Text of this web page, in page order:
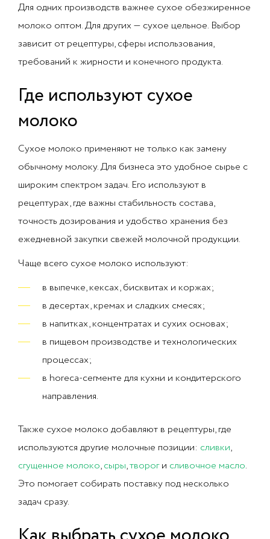
Для одних производств важнее сухое обезжиренное
молоко оптом. Для других — сухое цельное. Выбор
зависит от рецептуры, сферы использования,
требований к жирности и конечного продукта.
Где используют сухое
молоко
Сухое молоко применяют не только как замену
обычному молоку. Для бизнеса это удобное сырье с
широким спектром задач. Его используют в
рецептурах, где важны стабильность состава,
точность дозирования и удобство хранения без
ежедневной закупки свежей молочной продукции.
Чаще всего сухое молоко используют:
в выпечке, кексах, бисквитах и коржах;
в десертах, кремах и сладких смесях;
в напитках, концентратах и сухих основах;
в пищевом производстве и технологических
процессах;
в horeca-сегменте для кухни и кондитерского
направления.
Также сухое молоко добавляют в рецептуры, где
используются другие молочные позиции: сливки,
сгущенное молоко,сыры,твороги сливочное масло.
Это помогает собирать поставку под несколько
задач сразу.